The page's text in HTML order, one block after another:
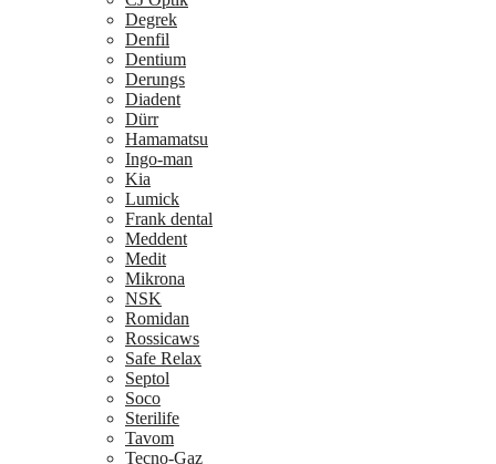
Degrek
Denfil
Dentium
Derungs
Diadent
Dürr
Hamamatsu
Ingo-man
Kia
Lumick
Frank dental
Meddent
Medit
Mikrona
NSK
Romidan
Rossicaws
Safe Relax
Septol
Soco
Sterilife
Tavom
Tecno-Gaz